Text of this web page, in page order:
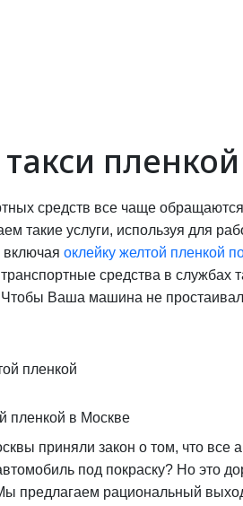
средств все чаще
такие услуги, используя для
оклейку желтой пленкой
средства в
Ваша машина не
пленкой в Москве
приняли закон о том, что
под покраску? Но это
предлагаем рациональный